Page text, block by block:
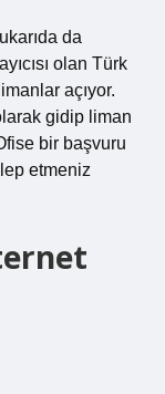
da
olan Türk
açıyor.
gidip liman
bir başvuru
etmeniz